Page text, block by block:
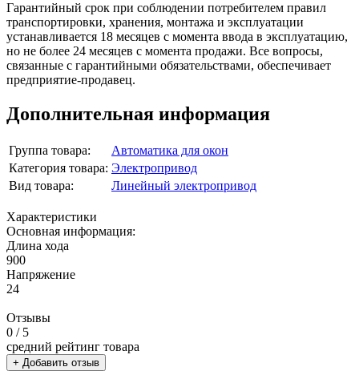
Гарантийный срок при соблюдении потребителем правил
транспортировки, хранения, монтажа и эксплуатации
устанавливается 18 месяцев с момента ввода в эксплуатацию,
но не более 24 месяцев с момента продажи. Все вопросы,
связанные с гарантийными обязательствами, обеспечивает
предприятие-продавец.
Дополнительная информация
Группа товара:
Автоматика для окон
Категория товара: Электропривод
Вид товара:
Линейный электропривод
Характеристики
Основная информация:
Длина хода
900
Напряжение
24
Отзывы
0 / 5
средний рейтинг товара
+ Добавить отзыв